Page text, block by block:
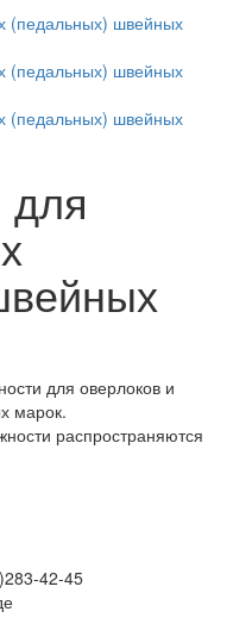
для оверлоков и
марок.
распространяются
42-45